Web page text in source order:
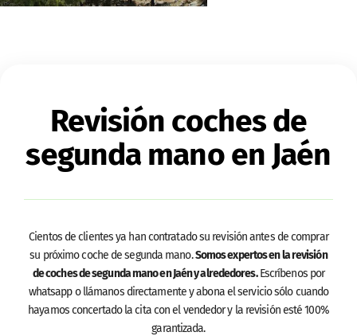
Revisión coches de
segunda mano en Jaén
Cientos de clientes ya han contratado su revisión antes de comprar
su próximo coche de segunda mano.Somos expertos en la revisión
de coches de segunda mano en Jaén y alrededores.Escríbenos por
whatsapp o llámanos directamente y abona el servicio sólo cuando
hayamos concertado la cita con el vendedor y la revisión esté 100%
garantizada.